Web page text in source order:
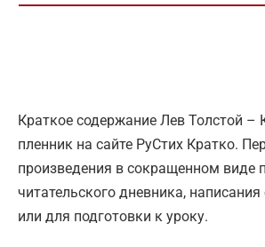
Краткое содержание Лев Толстой –
пленник на сайте РуСтих Кратко.
произведения в сокращенном виде
читательского дневника,
или для подготовки к уроку.